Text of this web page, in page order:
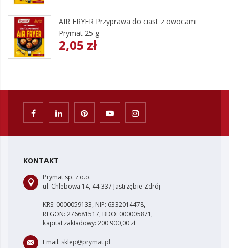
AIR FRYER Przyprawa do ciast z owocami
Prymat 25 g
2,05 zł
KONTAKT
Prymat sp. z o.o.
ul. Chlebowa 14, 44-337 Jastrzębie-Zdrój
KRS: 0000059133, NIP: 6332014478,
REGON: 276681517, BDO: 000005871,
kapitał zakładowy: 200 900,00 zł
Email: sklep@prymat.pl